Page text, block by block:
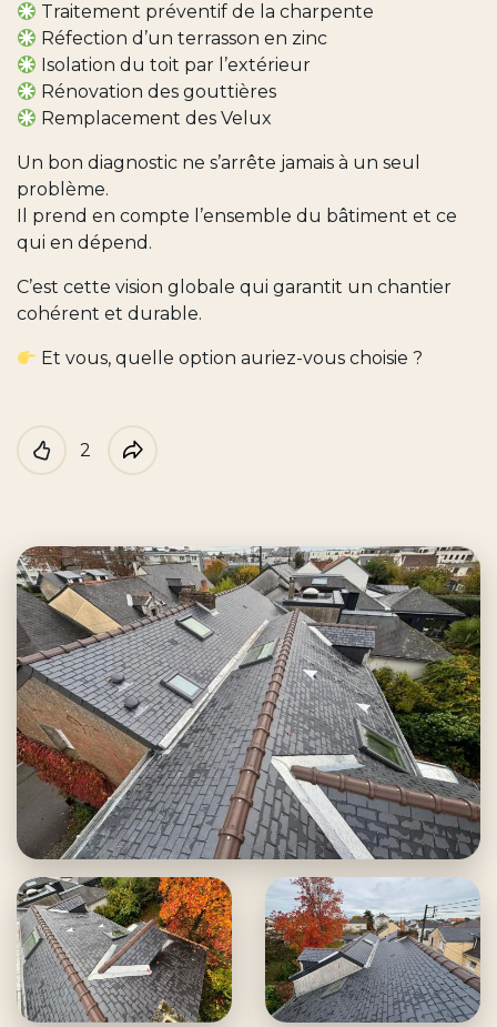
Traitement préventif de la charpente
Réfection d’un terrasson en zinc
Isolation du toit par l’extérieur
Rénovation des gouttières
Remplacement des Velux
Un bon diagnostic ne s’arrête jamais à un seul
problème.
Il prend en compte l’ensemble du bâtiment et ce
qui en dépend.
C’est cette vision globale qui garantit un chantier
cohérent et durable.
Et vous, quelle option auriez-vous choisie ?
Like
2
Partager